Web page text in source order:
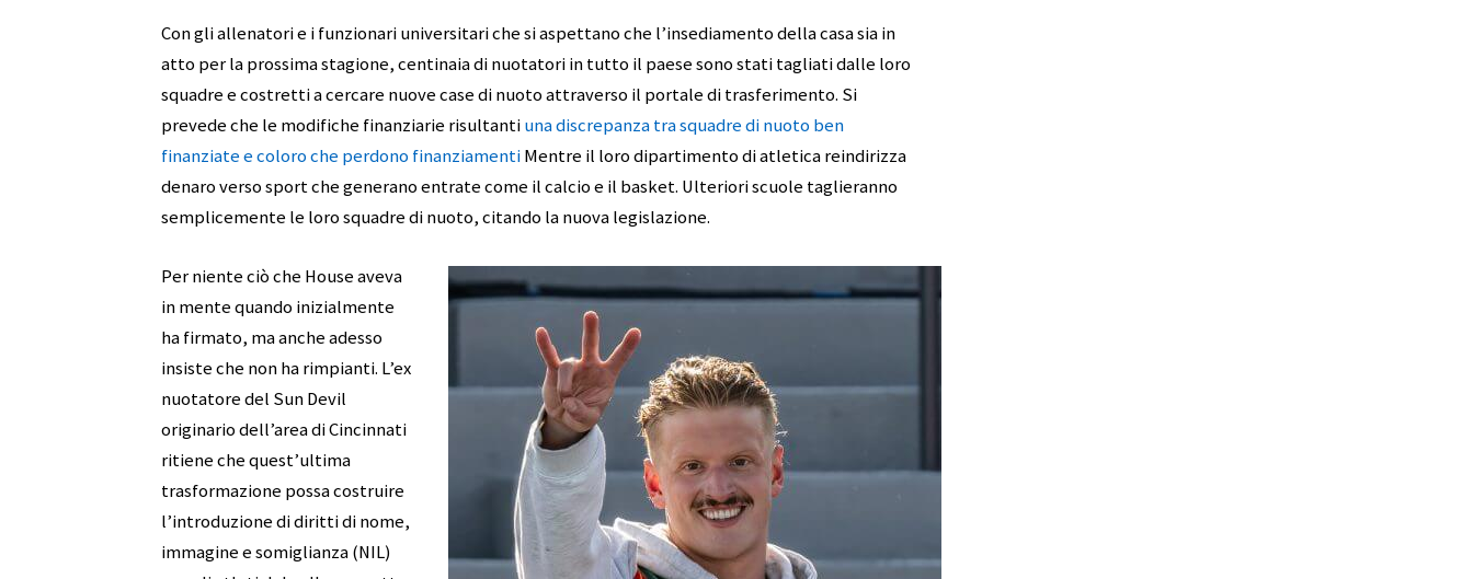
Con gli allenatori e i funzionari universitari che si aspettano che l’insediamento della casa sia in
atto per la prossima stagione, centinaia di nuotatori in tutto il paese sono stati tagliati dalle loro
squadre e costretti a cercare nuove case di nuoto attraverso il portale di trasferimento. Si
prevede che le modifiche finanziarie risultantiuna discrepanza tra squadre di nuoto ben
finanziate e coloro che perdono finanziamentiMentre il loro dipartimento di atletica reindirizza
denaro verso sport che generano entrate come il calcio e il basket. Ulteriori scuole taglieranno
semplicemente le loro squadre di nuoto, citando la nuova legislazione.
Per niente ciò che House aveva
in mente quando inizialmente
ha firmato, ma anche adesso
insiste che non ha rimpianti. L’ex
nuotatore del Sun Devil
originario dell’area di Cincinnati
ritiene che quest’ultima
trasformazione possa costruire
l’introduzione di diritti di nome,
immagine e somiglianza (NIL)